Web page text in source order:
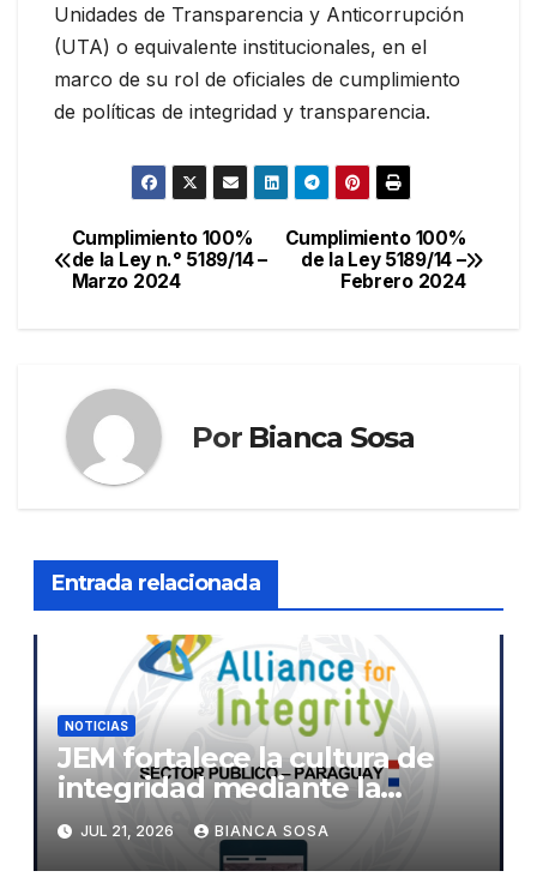
Unidades de Transparencia y Anticorrupción
(UTA) o equivalente institucionales, en el
marco de su rol de oficiales de cumplimiento
de políticas de integridad y transparencia.
Navegación
de
Cumplimiento 100%
de la Ley 5189/14 –
Febrero 2024
Cumplimiento 100%
de la Ley n.° 5189/14 –
Marzo 2024
Por Bianca Sosa
Entrada relacionada
NOTICIAS
JEM fortalece la cultura de
integridad mediante la
implementación de la
herramienta de diagnóstico
JUL 21, 2026 BIANCA SOSA